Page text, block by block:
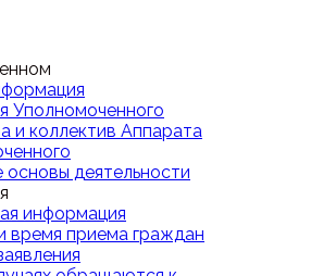
Уполномоченного
и коллектив Аппарата
основы деятельности
информация
время приема граждан